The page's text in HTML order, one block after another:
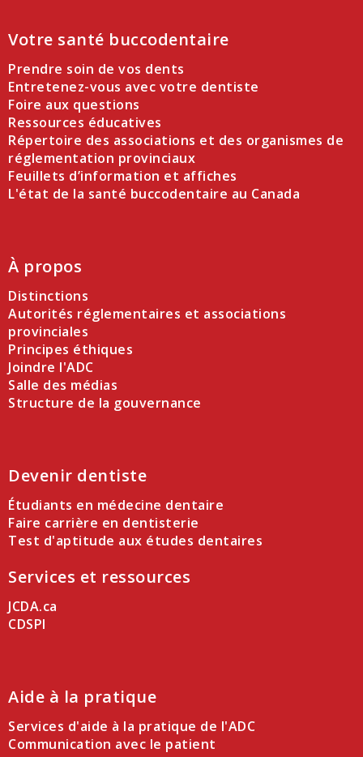
Votre santé buccodentaire
Prendre soin de vos dents
Entretenez-vous avec votre dentiste
Foire aux questions
Ressources éducatives
Répertoire des associations et des organismes de
réglementation provinciaux
Feuillets d’information et affiches
L'état de la santé buccodentaire au Canada
À propos
Distinctions
Autorités réglementaires et associations
provinciales
Principes éthiques
Joindre l'ADC
Salle des médias
Structure de la gouvernance
Devenir dentiste
Étudiants en médecine dentaire
Faire carrière en dentisterie
Test d'aptitude aux études dentaires
Services et ressources
JCDA.ca
CDSPI
Aide à la pratique
Services d'aide à la pratique de l'ADC
Communication avec le patient